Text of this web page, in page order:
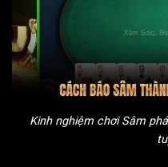
Kinh nghiệm chơi Sâm